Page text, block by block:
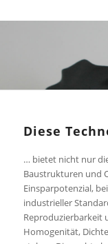
Diese
… bietet nicht nur
Baustrukturen und
Einsparpotenzial,
industrieller
Reproduzierbarkeit
Homogenität,